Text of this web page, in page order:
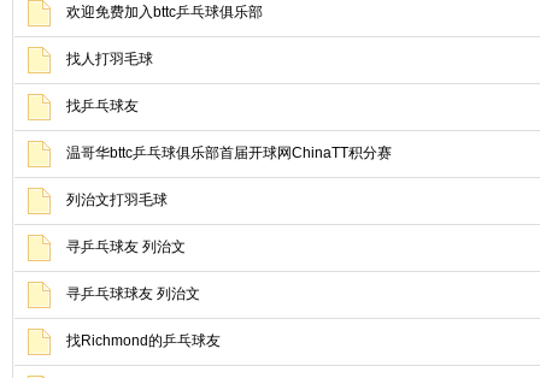
欢迎免费加入bttc乒乓球俱乐部
找人打羽毛球
找乒乓球友
温哥华bttc乒乓球俱乐部首届开球网ChinaTT积分赛
列治文打羽毛球
寻乒乓球友 列治文
寻乒乓球球友 列治文
找Richmond的乒乓球友